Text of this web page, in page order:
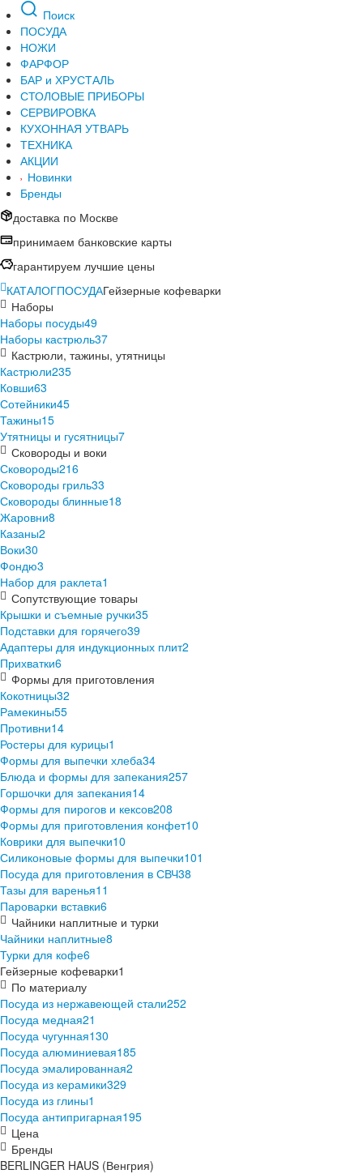
Поиск
ПОСУДА
НОЖИ
ФАРФОР
БАР и ХРУСТАЛЬ
СТОЛОВЫЕ ПРИБОРЫ
СЕРВИРОВКА
КУХОННАЯ УТВАРЬ
ТЕХНИКА
АКЦИИ
Новинки
Бренды
доставка по Москве
принимаем банковские карты
гарантируем лучшие цены
КАТАЛОГПОСУДАГейзерные кофеварки
Наборы
Наборы посуды49
Наборы кастрюль37
Кастрюли, тажины, утятницы
Кастрюли235
Ковши63
Сотейники45
Тажины15
Утятницы и гусятницы7
Сковороды и воки
Сковороды216
Сковороды гриль33
Сковороды блинные18
Жаровни8
Казаны2
Воки30
Фондю3
Набор для раклета1
Сопутствующие товары
Крышки и съемные ручки35
Подставки для горячего39
Адаптеры для индукционных плит2
Прихватки6
Формы для приготовления
Кокотницы32
Рамекины55
Противни14
Ростеры для курицы1
Формы для выпечки хлеба34
Блюда и формы для запекания257
Горшочки для запекания14
Формы для пирогов и кексов208
Формы для приготовления конфет10
Коврики для выпечки10
Силиконовые формы для выпечки101
Посуда для приготовления в СВЧ38
Тазы для варенья11
Пароварки вставки6
Чайники наплитные и турки
Чайники наплитные8
Турки для кофе6
Гейзерные кофеварки1
По материалу
Посуда из нержавеющей стали252
Посуда медная21
Посуда чугунная130
Посуда алюминиевая185
Посуда эмалированная2
Посуда из керамики329
Посуда из глины1
Посуда антипригарная195
Цена
Бренды
BERLINGER HAUS (Венгрия)